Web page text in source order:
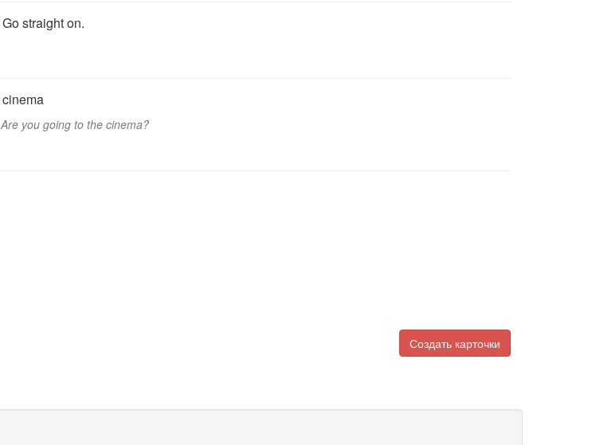
Go straight on.
cinema
Are you going to the cinema?
Создать карточки